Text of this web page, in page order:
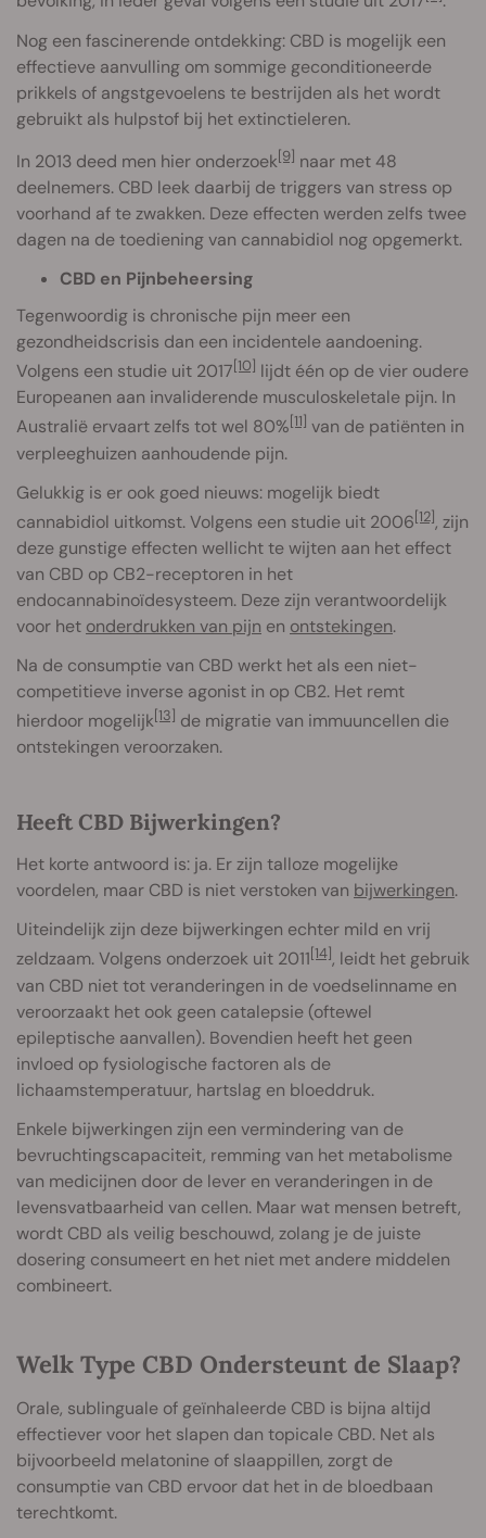
Nog een fascinerende ontdekking: CBD is mogelijk een
effectieve aanvulling om sommige geconditioneerde
prikkels of angstgevoelens te bestrijden als het wordt
gebruikt als hulpstof bij het extinctieleren.
In 2013 deed men hier onderzoek[9] naar met 48
deelnemers. CBD leek daarbij de triggers van stress op
voorhand af te zwakken. Deze effecten werden zelfs twee
dagen na de toediening van cannabidiol nog opgemerkt.
CBD en Pijnbeheersing
Tegenwoordig is chronische pijn meer een
gezondheidscrisis dan een incidentele aandoening.
Volgens een studie uit 2017[10] lijdt één op de vier oudere
Europeanen aan invaliderende musculoskeletale pijn. In
Australië ervaart zelfs tot wel 80%[11] van de patiënten in
verpleeghuizen aanhoudende pijn.
Gelukkig is er ook goed nieuws: mogelijk biedt
cannabidiol uitkomst. Volgens een studie uit 2006[12], zijn
deze gunstige effecten wellicht te wijten aan het effect
van CBD op CB2-receptoren in het
endocannabinoïdesysteem. Deze zijn verantwoordelijk
voor het onderdrukken van pijn en ontstekingen.
Na de consumptie van CBD werkt het als een niet-
competitieve inverse agonist in op CB2. Het remt
hierdoor mogelijk[13] de migratie van immuuncellen die
ontstekingen veroorzaken.
Heeft CBD Bijwerkingen?
Het korte antwoord is: ja. Er zijn talloze mogelijke
voordelen, maar CBD is niet verstoken van bijwerkingen.
Uiteindelijk zijn deze bijwerkingen echter mild en vrij
zeldzaam. Volgens onderzoek uit 2011[14], leidt het gebruik
van CBD niet tot veranderingen in de voedselinname en
veroorzaakt het ook geen catalepsie (oftewel
epileptische aanvallen). Bovendien heeft het geen
invloed op fysiologische factoren als de
lichaamstemperatuur, hartslag en bloeddruk.
Enkele bijwerkingen zijn een vermindering van de
bevruchtingscapaciteit, remming van het metabolisme
van medicijnen door de lever en veranderingen in de
levensvatbaarheid van cellen. Maar wat mensen betreft,
wordt CBD als veilig beschouwd, zolang je de juiste
dosering consumeert en het niet met andere middelen
combineert.
Welk Type CBD Ondersteunt de Slaap?
Orale, sublinguale of geïnhaleerde CBD is bijna altijd
effectiever voor het slapen dan topicale CBD. Net als
bijvoorbeeld melatonine of slaappillen, zorgt de
consumptie van CBD ervoor dat het in de bloedbaan
terechtkomt.